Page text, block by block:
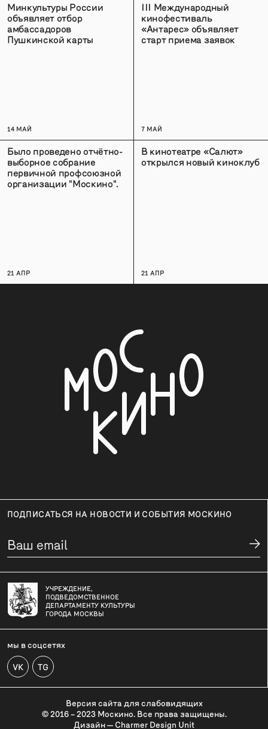
Минкультуры России
объявляет отбор
амбассадоров
Пушкинской карты
14 МАЙ
III Международный
кинофестиваль
«Антарес» объявляет
старт приема заявок
7 МАЙ
Было проведено отчётно-
выборное собрание
первичной профсоюзной
организации "Москино".
21 АПР
В кинотеатре «Салют»
открылся новый киноклуб
21 АПР
ПОДПИСАТЬСЯ НА НОВОСТИ И СОБЫТИЯ МОСКИНО
УЧРЕЖДЕНИЕ,
ПОДВЕДОМСТВЕННОЕ
ДЕПАРТАМЕНТУ КУЛЬТУРЫ
ГОРОДА МОСКВЫ
мы в соцсетях
VK TG
Версия сайта для слабовидящих
© 2016 – 2023 Москино. Все права защищены.
Дизайн — Charmer Design Unit